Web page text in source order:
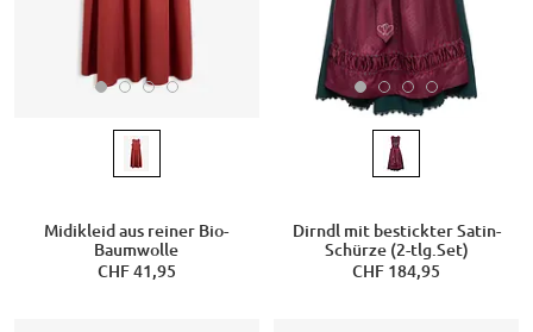
Midikleid aus reiner Bio-
Baumwolle
CHF 41,95
Dirndl mit bestickter Satin-
Schürze (2-tlg.Set)
CHF 184,95